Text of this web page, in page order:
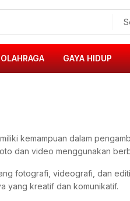
OLAHRAGA GAYA HIDUP
kemampuan dalam
dan video menggunakan
fotografi, videografi, dan
yang kreatif dan komunikatif.